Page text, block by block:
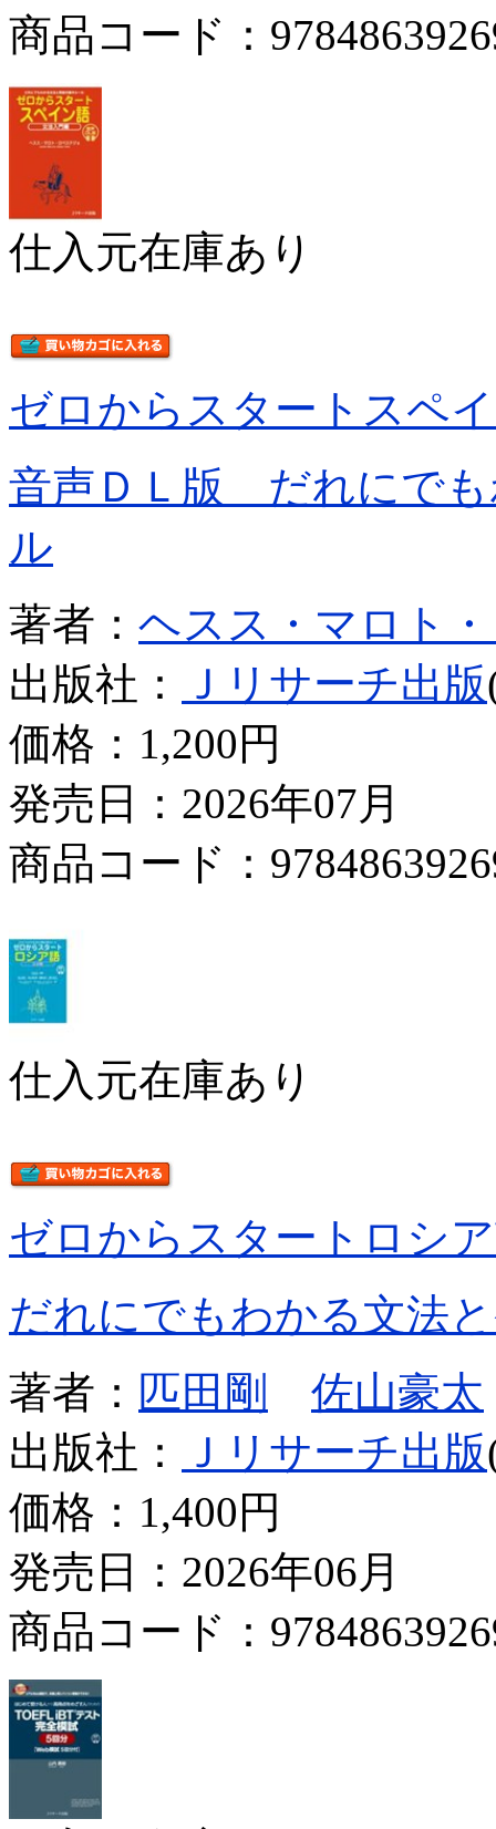
商品コード：
仕入元在庫あり
ゼロからスタートスペ
音声ＤＬ版 だれにでも
ル
著者： ヘスス・マロト
出版社：
Ｊリサーチ出版
価格： 1,200円
発売日：2026年07月
商品コード：
仕入元在庫あり
ゼロからスタートロ
だれにでもわかる文法
著者： 匹田剛
佐山豪太
出版社：
Ｊリサーチ出版
価格： 1,400円
発売日：2026年06月
商品コード：